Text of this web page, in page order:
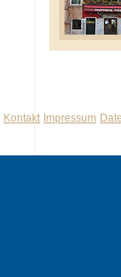
Kontakt Impressum